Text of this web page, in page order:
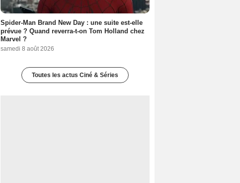
Spider-Man Brand New Day : une suite est-elle
prévue ? Quand reverra-t-on Tom Holland chez
Marvel ?
samedi 8 août 2026
Toutes les actus Ciné & Séries